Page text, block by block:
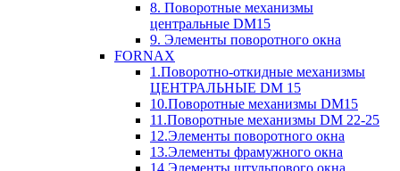
8. Поворотные механизмы
центральные DM15
9. Элементы поворотного окна
FORNAX
1.Поворотно-откидные механизмы
ЦЕНТРАЛЬНЫЕ DM 15
10.Поворотные механизмы DM15
11.Поворотные механизмы DM 22-25
12.Элементы поворотного окна
13.Элементы фрамужного окна
14.Элементы штульпового окна